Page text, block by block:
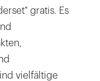
gratis. Es
vielfältige